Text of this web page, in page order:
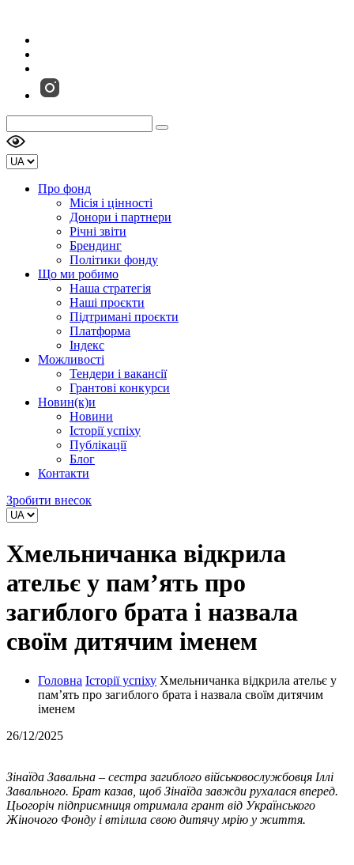
Про фонд
Місія і цінності
Донори і партнери
Річні звіти
Брендинг
Політики фонду
Що ми робимо
Наша стратегія
Наші проєкти
Підтримані проєкти
Платформа
Індекс
Можливості
Тендери і вакансії
Грантові конкурси
Новин(к)и
Новини
Історії успіху
Публікації
Блог
Контакти
Зробити внесок
Хмельничанка відкрила
ательє у пам’ять про
загиблого брата і назвала
своїм дитячим іменем
Головна Історії успіху Хмельничанка відкрила ательє у
пам’ять про загиблого брата і назвала своїм дитячим
іменем
26/12/2025
Зінаїда Завальна – сестра загиблого військовослужбовця Іллі
Завального. Брат казав, щоб Зінаїда завжди рухалася вперед.
Цьогоріч підприємниця отримала грант від Українського
Жіночого Фонду і втілила свою дитячу мрію у життя.